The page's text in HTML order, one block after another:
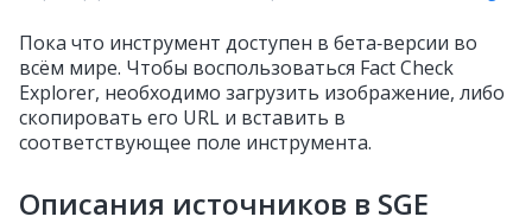
Пока что инструмент доступен в бета‑версии во
всём мире. Чтобы воспользоваться Fact Check
Explorer, необходимо загрузить изображение, либо
скопировать его URL и вставить в
соответствующее поле инструмента.
Описания источников в SGE